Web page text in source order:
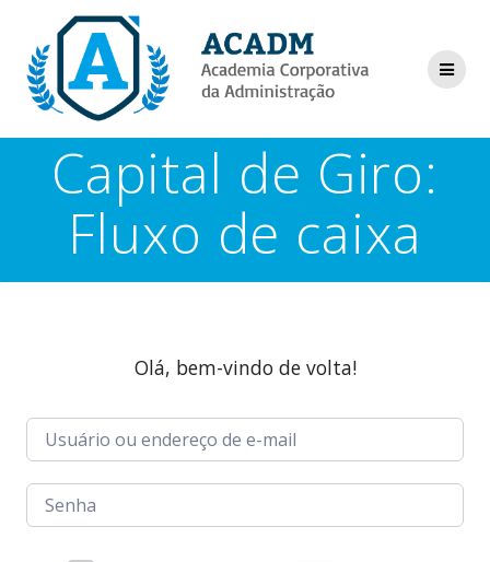
to
content
Capital de Giro:
Fluxo de caixa
Olá, bem-vindo de volta!